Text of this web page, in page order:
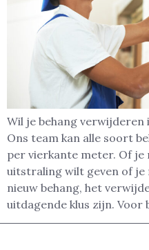
Wil je behang
Ons team kan alle soort
per vierkante meter. Of je
uitstraling wilt geven of
nieuw behang, het
uitdagende klus zijn.